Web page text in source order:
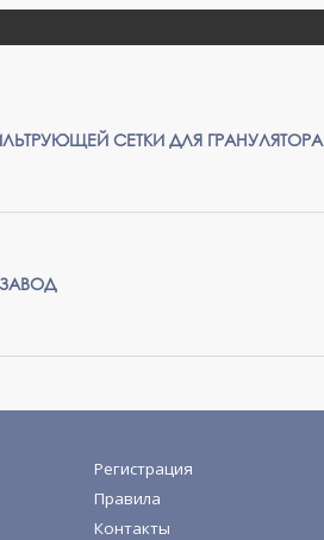
СЕТКИ ДЛЯ ГРАНУЛЯТОРА
Регистрация
Правила
Контакты